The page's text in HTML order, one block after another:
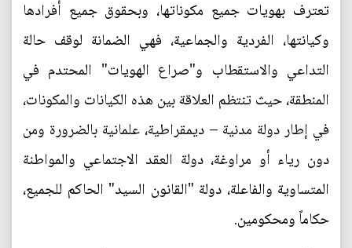
تعترف بهويات جميع مكوناتها، وبحقوق جميع أفرادها
وكيانتها، الفردية والجماعية، فهي الضمانة لوقف حالة
التداعي والاستقطاب و"صراع الهويات" المحتدم في
المنطقة، حيث تنتظم العلاقة بين هذه الكيانات والمكونات،
في إطار دولة مدنية – ديمقراطية، علمانية بالضرورة ومن
دون رياء أو مراوغة، دولة العقد الاجتماعي والمواطنة
المتساوية والفاعلة، دولة "القانون السيد" الحاكم للجميع،
حكاماً ومحكومين.